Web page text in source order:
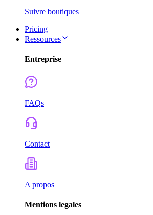
Suivre boutiques
Pricing
Ressources
Entreprise
FAQs
Contact
A propos
Mentions legales